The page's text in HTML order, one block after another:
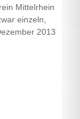
Mittelrhein
einzeln,
2013